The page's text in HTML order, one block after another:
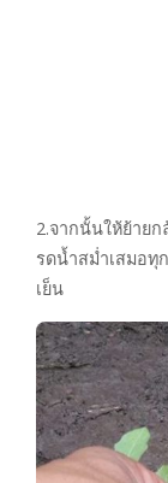
2.จากนั้นให้ย้าย
รดน้ำสม่ำเสมอทุ
เย็น